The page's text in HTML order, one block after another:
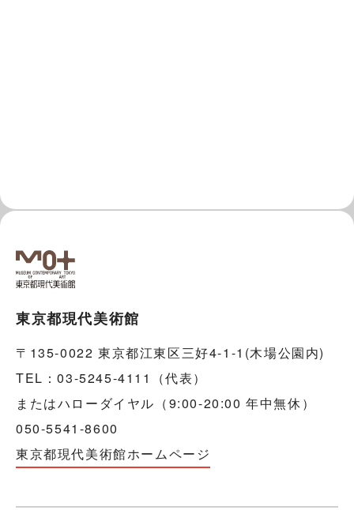
東京都現代美術館
〒135-0022 東京都江東区三好4-1-1(木場公園内)
TEL：03-5245-4111（代表）
またはハローダイヤル（9:00-20:00 年中無休）
050-5541-8600
東京都現代美術館ホームページ